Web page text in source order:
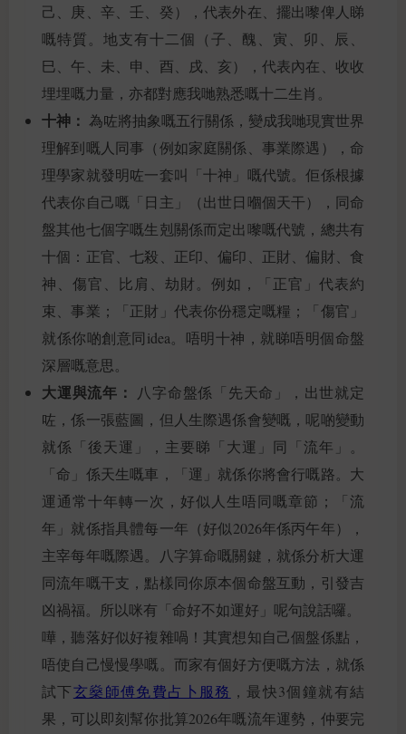
己、庚、辛、壬、癸），代表外在、擺出嚟俾人睇
嘅特質。地支有十二個（子、醜、寅、卯、辰、
巳、午、未、申、酉、戌、亥），代表內在、收收
埋埋嘅力量，亦都對應我哋熟悉嘅十二生肖。
十神： 為咗將抽象嘅五行關係，變成我哋現實世界
理解到嘅人同事（例如家庭關係、事業際遇），命
理學家就發明咗一套叫「十神」嘅代號。佢係根據
代表你自己嘅「日主」（出世日嗰個天干），同命
盤其他七個字嘅生剋關係而定出嚟嘅代號，總共有
十個：正官、七殺、正印、偏印、正財、偏財、食
神、傷官、比肩、劫財。例如，「正官」代表約
束、事業；「正財」代表你份穩定嘅糧；「傷官」
就係你啲創意同idea。唔明十神，就睇唔明個命盤
深層嘅意思。
大運與流年：
八字命盤係「先天命」，出世就定
咗，係一張藍圖，但人生際遇係會變嘅，呢啲變動
就係「後天運」，主要睇「大運」同「流年」。
「命」係天生嘅車，「運」就係你將會行嘅路。大
運通常十年轉一次，好似人生唔同嘅章節；「流
年」就係指具體每一年（好似2026年係丙午年），
主宰每年嘅際遇。八字算命嘅關鍵，就係分析大運
同流年嘅干支，點樣同你原本個命盤互動，引發吉
凶禍福。所以咪有「命好不如運好」呢句說話囉。
嘩，聽落好似好複雜喎！其實想知自己個盤係點，
唔使自己慢慢學嘅。而家有個好方便嘅方法，就係
試下玄燊師傅免費占卜服務 ，最快3個鐘就有結
果，可以即刻幫你批算2026年嘅流年運勢，仲要完